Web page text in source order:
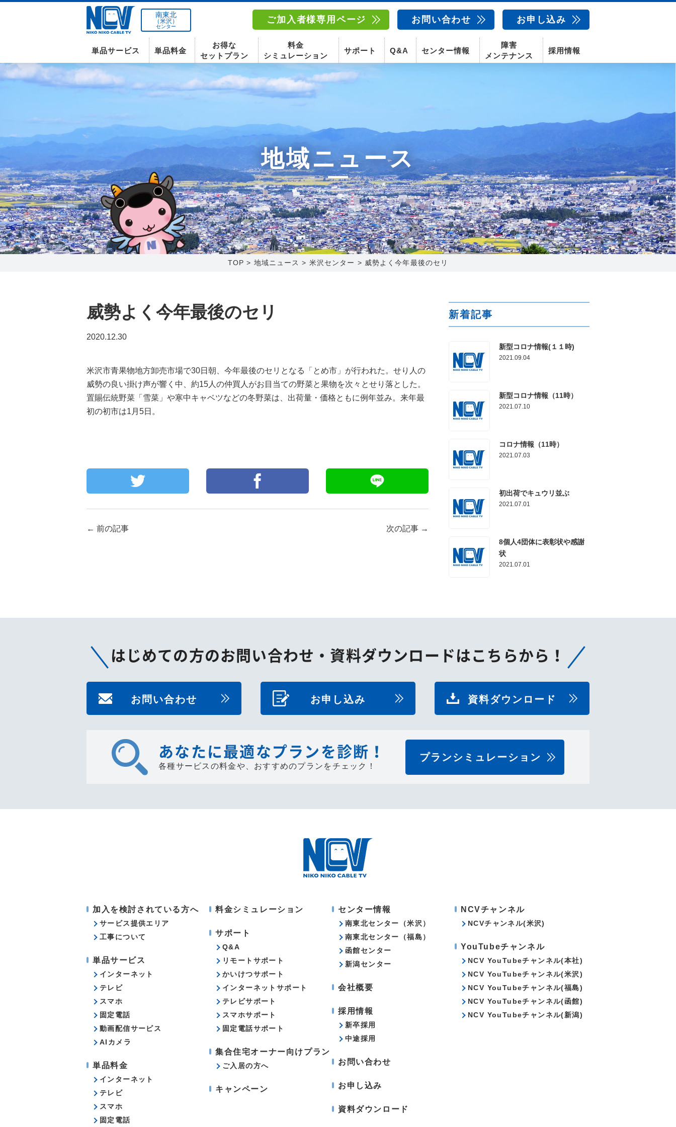
〒992-0044
山形県米沢市春日四丁目2-75
0238-24-2525
営業時間 9:00～18:00
〒960-8252
福島県福島市御山字一本松17-1-1
0120-173-577
営業時間 9:15～18:00
北海道函館市桔梗町379-31
0138-34-2525
営業時間 9:00～18:00
新潟県新潟市西区山田2310-39
025-210-1200
営業時間 9:00～18:00
南東北
（米沢）
センター
ご加入者様専用ページ お問い合わせ お申し込み
単品サービス
インターネット スマホ 固定電話 AIカメラ
単品料金
インターネット スマホ 動画配信サービス
お得な
セットプラン
料金
シミュレーション
サポート Q&A センター情報
〒992-0044
山形県米沢市春日四丁目2-75
0238-24-2525
営業時間 9:00～18:00
〒960-8252
福島県福島市御山字一本松17-1-1
0120-173-577
営業時間 9:15～18:00
番組情報
〒041-0801
北海道函館市桔梗町379-31
0138-34-2525
営業時間 9:00～18:00
番組情報
〒950-1189
新潟県新潟市西区山田2310-39
025-210-1200
営業時間 9:00～18:00
障害
メンテナンス
採用情報
地域ニュース
TOP > 地域ニュース > 米沢センター > 威勢よく今年最後のセリ
威勢よく今年最後のセリ
2020.12.30
米沢市青果物地方卸売市場で30日朝、今年最後のセリとなる「とめ市」が行われた。せり人の
威勢の良い掛け声が響く中、約15人の仲買人がお目当ての野菜と果物を次々とせり落とした。
置賜伝統野菜「雪菜」や寒中キャベツなどの冬野菜は、出荷量・価格ともに例年並み。来年最
初の初市は1月5日。
← 前の記事 次の記事 →
新着記事
新型コロナ情報(１１時)
2021.09.04
新型コロナ情報（11時）
2021.07.10
コロナ情報（11時）
2021.07.03
初出荷でキュウリ並ぶ
2021.07.01
8個人4団体に表彰状や感謝
状
2021.07.01
はじめての方のお問い合わせ・ 資料ダウンロードはこちらから！
お問い合わせ お申し込み 資料ダウンロード
あなたに最適なプランを診断！
各種サービスの料金や、 おすすめのプランをチェック！
プランシミュレーション
加入を検討されている方へ
サービス提供エリア
工事について
単品サービス
インターネット
テレビ
スマホ
固定電話
動画配信サービス
AIカメラ
単品料金
インターネット
テレビ
スマホ
固定電話
料金シミュレーション
サポート
Q&A
リモートサポート
かいけつサポート
インターネットサポート
テレビサポート
スマホサポート
固定電話サポート
集合住宅オーナー向けプラン
ご入居の方へ
キャンペーン
センター情報
南東北センター（米沢）
南東北センター（福島）
函館センター
新潟センター
会社概要
採用情報
新卒採用
中途採用
お問い合わせ
お申し込み
資料ダウンロード
NCVチャンネル
NCVチャンネル(米沢)
YouTubeチャンネル
NCV YouTubeチャンネル(本社)
NCV YouTubeチャンネル(米沢)
NCV YouTubeチャンネル(福島)
NCV YouTubeチャンネル(函館)
NCV YouTubeチャンネル(新潟)